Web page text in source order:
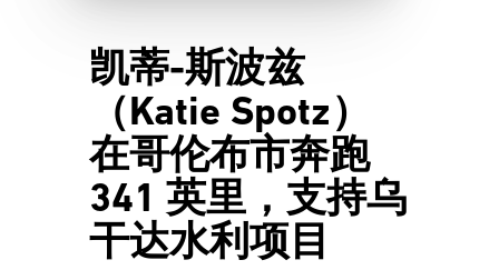
凯蒂-斯波兹
（Katie Spotz）
在哥伦布市奔跑
341 英里，支持乌
干达水利项目